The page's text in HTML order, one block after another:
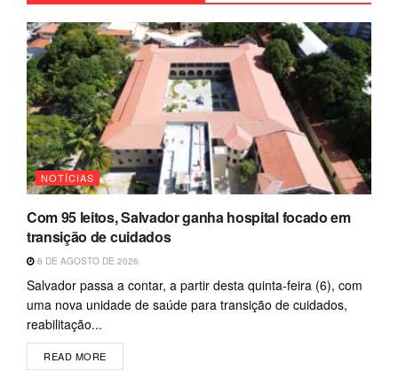
NOTÍCIAS
Com 95 leitos, Salvador ganha hospital focado em
transição de cuidados
6 DE AGOSTO DE 2026
Salvador passa a contar, a partir desta quinta-feira (6), com
uma nova unidade de saúde para transição de cuidados,
reabilitação...
READ MORE